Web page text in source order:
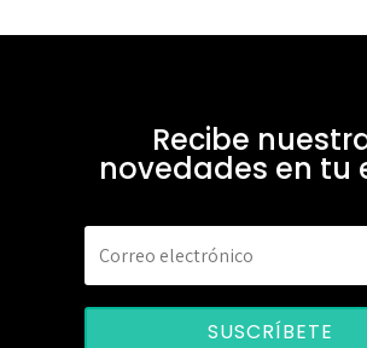
Recibe
novedades en tu
SUSCRÍBETE